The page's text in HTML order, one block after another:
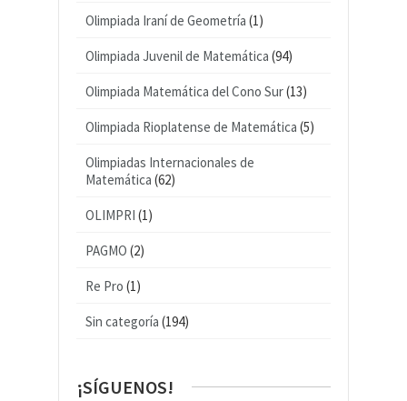
Olimpiada Iraní de Geometría (1)
Olimpiada Juvenil de Matemática (94)
Olimpiada Matemática del Cono Sur(13)
Olimpiada Rioplatense de Matemática (5)
Olimpiadas Internacionales de
Matemática (62)
OLIMPRI (1)
PAGMO (2)
Re Pro (1)
Sin categoría (194)
¡SÍGUENOS!